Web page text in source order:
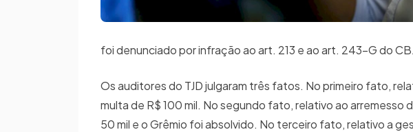
foi denunciado por infração ao art. 213 e ao art. 243-G do
Os auditores do TJD julgaram três fatos. No primeiro fato,
multa de R$ 100 mil. No segundo fato, relativo ao arremesso
50 mil e o Grêmio foi absolvido. No terceiro fato, relativo a